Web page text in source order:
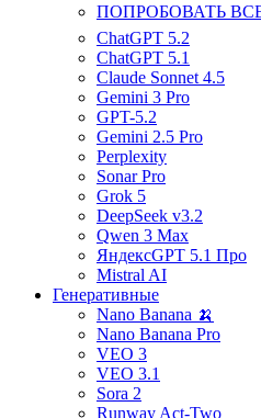
ПОПРОБОВАТЬ
ChatGPT 5.2
ChatGPT 5.1
Claude Sonnet 4.5
Gemini 3 Pro
GPT-5.2
Gemini 2.5 Pro
Perplexity
Sonar Pro
Grok 5
DeepSeek v3.2
Qwen 3 Max
ЯндексGPT 5.1 Про
Mistral AI
Генеративные
Nano Banana 🍌
Nano Banana Pro
VEO 3
VEO 3.1
Sora 2
Runway Act-Two